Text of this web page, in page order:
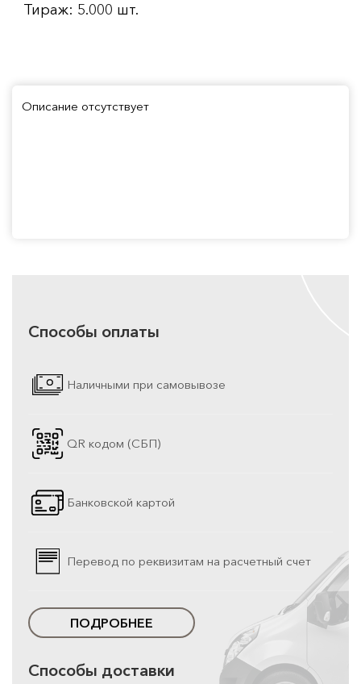
Тираж: 5.000 шт.
Описание отсутствует
Способы оплаты
Наличными при самовывозе
QR кодом (СБП)
Банковской картой
Перевод по реквизитам на расчетный счет
ПОДРОБНЕЕ
Способы доставки